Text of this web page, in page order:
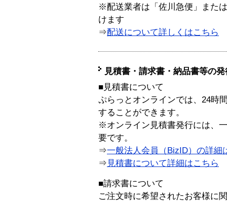
※配送業者は「佐川急便」また
けます
⇒配送について詳しくはこちら
見積書・請求書・納品書等の
■見積書について
ぷらっとオンラインでは、24時
することができます。
※オンライン見積書発行には、
要です。
⇒一般法人会員（BizID）の詳細
⇒ 見積書について詳細はこちら
■請求書について
ご注文時に希望されたお客様に